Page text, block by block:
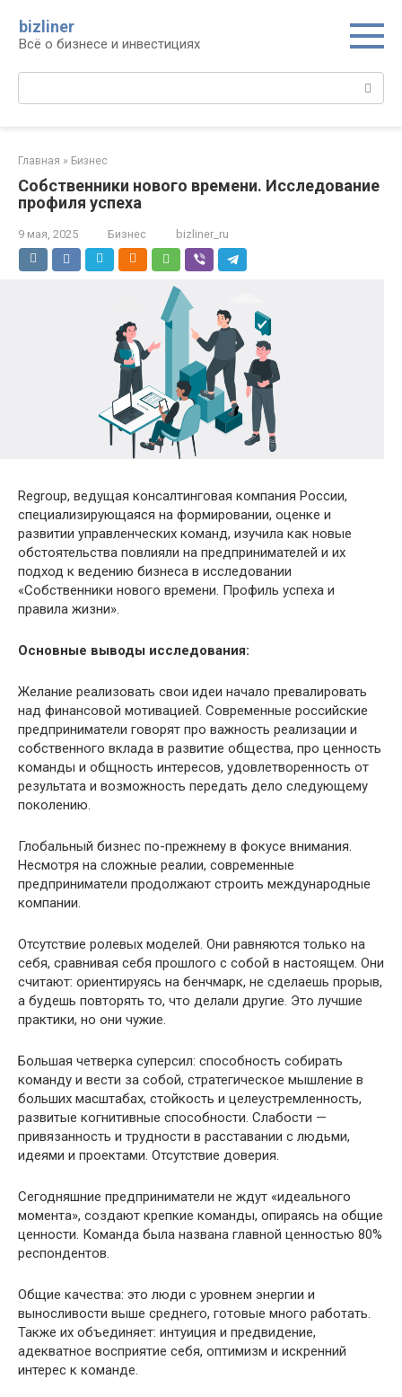
контенту
bizliner
Всё о бизнесе и инвестициях
Поиск:
Главная » Бизнес
Собственники нового времени. Исследование
профиля успеха
9 мая, 2025 Бизнес bizliner_ru
Regroup, ведущая консалтинговая компания России,
специализирующаяся на формировании, оценке и
развитии управленческих команд, изучила как новые
обстоятельства повлияли на предпринимателей и их
подход к ведению бизнеса в исследовании
«Собственники нового времени. Профиль успеха и
правила жизни».
Основные выводы исследования:
Желание реализовать свои идеи начало превалировать
над финансовой мотивацией. Современные российские
предприниматели говорят про важность реализации и
собственного вклада в развитие общества, про ценность
команды и общность интересов, удовлетворенность от
результата и возможность передать дело следующему
поколению.
Глобальный бизнес по-прежнему в фокусе внимания.
Несмотря на сложные реалии, современные
предприниматели продолжают строить международные
компании.
Отсутствие ролевых моделей. Они равняются только на
себя, сравнивая себя прошлого с собой в настоящем. Они
считают: ориентируясь на бенчмарк, не сделаешь прорыв,
а будешь повторять то, что делали другие. Это лучшие
практики, но они чужие.
Большая четверка суперсил: способность собирать
команду и вести за собой, стратегическое мышление в
больших масштабах, стойкость и целеустремленность,
развитые когнитивные способности. Слабости —
привязанность и трудности в расставании с людьми,
идеями и проектами. Отсутствие доверия.
Сегодняшние предприниматели не ждут «идеального
момента», создают крепкие команды, опираясь на общие
ценности. Команда была названа главной ценностью 80%
респондентов.
Общие качества: это люди с уровнем энергии и
выносливости выше среднего, готовые много работать.
Также их объединяет: интуиция и предвидение,
адекватное восприятие себя, оптимизм и искренний
интерес к команде.